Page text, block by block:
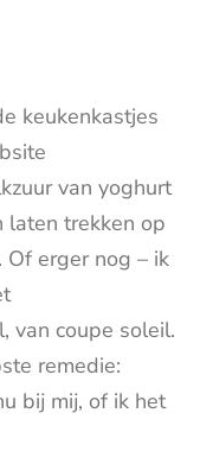
keukenkastjes
van yoghurt
laten trekken op
erger nog – ik
van coupe soleil.
remedie:
bij mij, of ik het